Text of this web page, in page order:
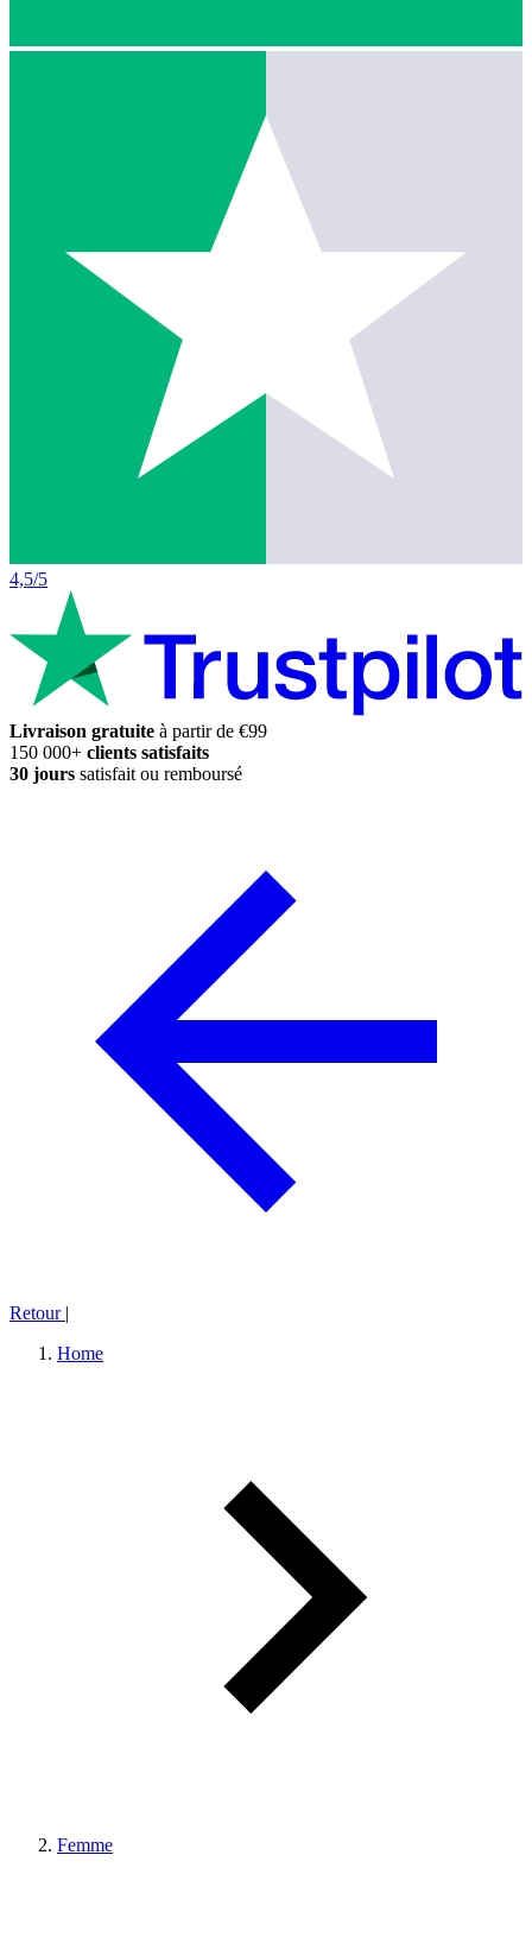
4,5/5
Livraison gratuite à partir de €99
150 000+ clients satisfaits
30 jours satisfait ou remboursé
Retour |
Home
Femme